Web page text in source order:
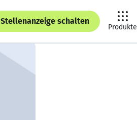
Stellenanzeige schalten
Produkte